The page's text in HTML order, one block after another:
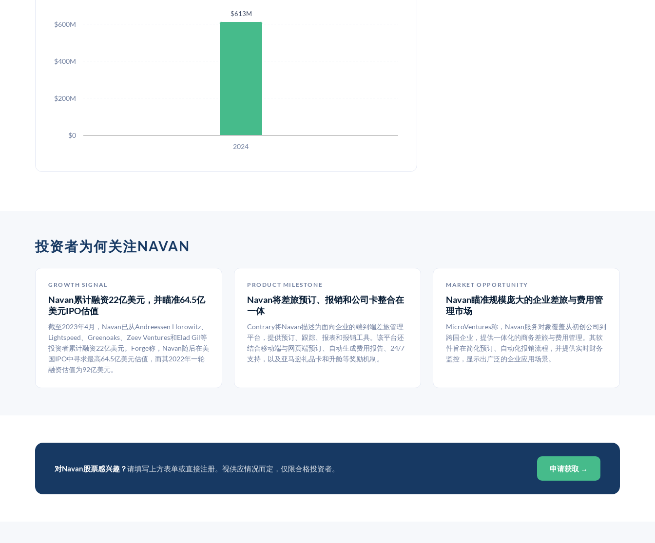
$613M
2024
$0
$200M
$400M
$600M
投资者为何关注NAVAN
GROWTH SIGNAL
Navan累计融资22亿美元，并瞄准64.5亿
美元IPO估值
截至2023年4月，Navan已从Andreessen Horowitz、
Lightspeed、Greenoaks、Zeev Ventures和Elad Gil等
投资者累计融资22亿美元。Forge称，Navan随后在美
国IPO中寻求最高64.5亿美元估值，而其2022年一轮
融资估值为92亿美元。
PRODUCT MILESTONE
Navan将差旅预订、报销和公司卡整合在
一体
Contrary将Navan描述为面向企业的端到端差旅管理
平台，提供预订、跟踪、报表和报销工具。该平台还
结合移动端与网页端预订、自动生成费用报告、24/7
支持，以及亚马逊礼品卡和升舱等奖励机制。
MARKET OPPORTUNITY
Navan瞄准规模庞大的企业差旅与费用管
理市场
MicroVentures称，Navan服务对象覆盖从初创公司到
跨国企业，提供一体化的商务差旅与费用管理。其软
件旨在简化预订、自动化报销流程，并提供实时财务
监控，显示出广泛的企业应用场景。
对Navan股票感兴趣？请填写上方表单或直接注册。视供应情况而定，仅限合格投资者。 申请获取 →